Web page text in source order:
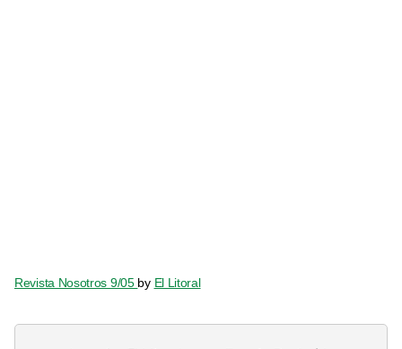
Revista Nosotros 9/05 by El Litoral